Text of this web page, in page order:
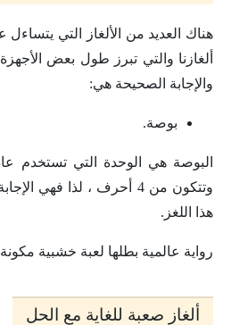
هناك العديد من الألغاز التي يتساءل
والإجابة الصحيحة هي:
بوصة.
البوصة هي الوحدة التي تستخدم
وتتكون من 4 أحرف ، لذا
هذا اللغز.
رواية عالمية بطلها لعبة خشبية مكونة من 7 أحرف
ألغاز صعبة للغاية مع الحل